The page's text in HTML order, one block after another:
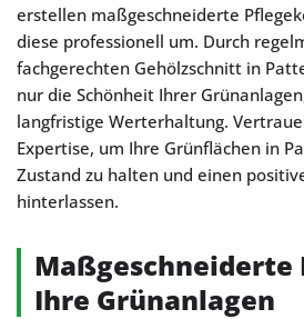
erstellen maßgeschneiderte
diese professionell um. Durch
fachgerechten Gehölzschnitt in
nur die Schönheit Ihrer
langfristige Werterhaltung.
Expertise, um Ihre Grünflächen in
Zustand zu halten und einen
hinterlassen.
Maßgeschneiderte
Ihre Grünanlagen